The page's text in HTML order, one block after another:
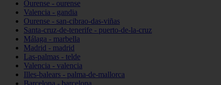
Ourense - ourense
Valencia - gandia
Ourense - san-cibrao-das-viñas
Santa-cruz-de-tenerife - puerto-de-la-cruz
Málaga - marbella
Madrid - madrid
Las-palmas - telde
Valencia - valencia
Illes-balears - palma-de-mallorca
Barcelona - barcelona